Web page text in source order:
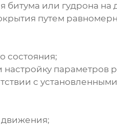
или гудрона
путем
состояния;
настройку параметров
с